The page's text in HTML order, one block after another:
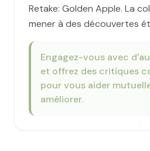
Retake: Golden Apple. La
mener à des découvertes
Engagez-vous avec
et offrez des critiques
pour vous aider
améliorer.